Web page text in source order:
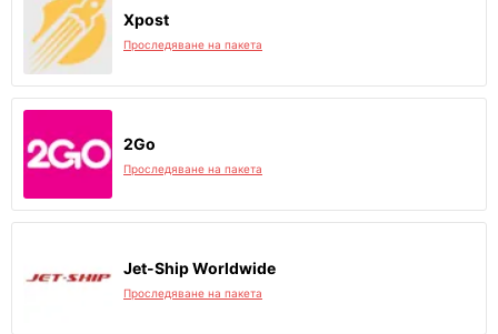
Xpost
Проследяване на пакета
2Go
Проследяване на пакета
Jet-Ship Worldwide
Проследяване на пакета